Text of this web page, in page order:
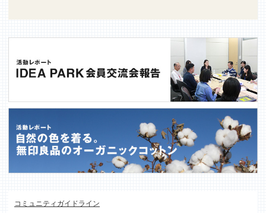
コミュニティガイドライン